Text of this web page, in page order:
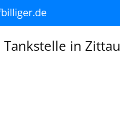
Tankstelle in Zittau